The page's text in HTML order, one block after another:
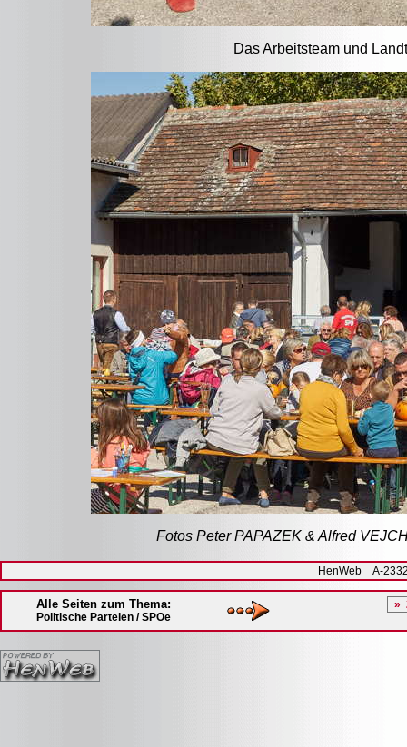
Das Arbeitsteam und
Fotos Peter PAPAZEK & Alfred
HenWeb A-
Alle Seiten zum Thema:
Politische Parteien / SPOe